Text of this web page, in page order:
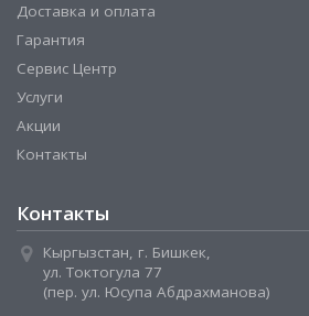
Доставка и оплата
Гарантия
Сервис Центр
Услуги
Акции
Контакты
Контакты
Кыргызстан, г. Бишкек,
ул. Токтогула 77
(пер. ул. Юсупа Абдрахманова)